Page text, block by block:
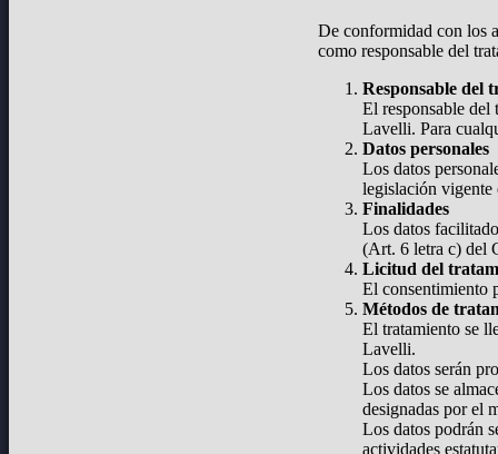
De conformidad con los
como responsable del
Responsable del
El responsable
Lavelli. Para
Datos personales
Los datos
legislación vigente
Finalidades
Los datos
(Art. 6 letra c) del
Licitud del
El consentimiento
Métodos de
El tratamiento se
Lavelli.
Los datos serán
Los datos se
designadas por el
Los datos podrán
actividades